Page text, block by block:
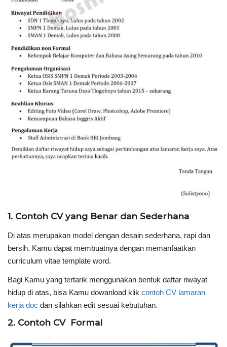
1. Contoh CV yang Benar dan Sederhana
Di atas merupakan model dengan desain sederhana, rapi dan
bersih. Kamu dapat membuatnya dengan memanfaatkan
curriculum vitae template word.
Bagi Kamu yang tertarik menggunakan bentuk daftar riwayat
hidup di atas, bisa Kamu dowanload klik contoh CV lamaran
kerja doc dan silahkan edit sesuai kebutuhan.
2. Contoh CV Formal